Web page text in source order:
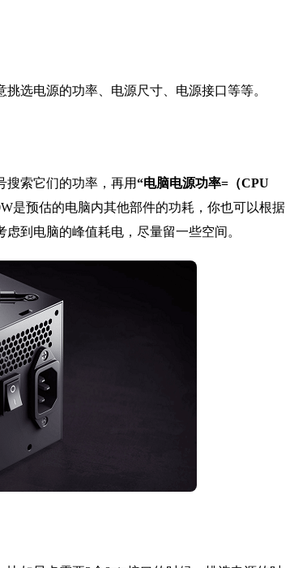
选电源的功率、电源尺寸、电源接口等等。
搜索它们的功率，再用“电脑电源功率=（CPU
是预估的电脑内其他部件的功耗，你也可以根据
到电脑的峰值耗电，尽量留一些空间。